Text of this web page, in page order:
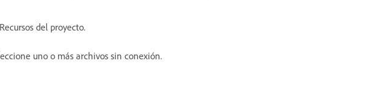
del proyecto.
uno o más archivos sin conexión.